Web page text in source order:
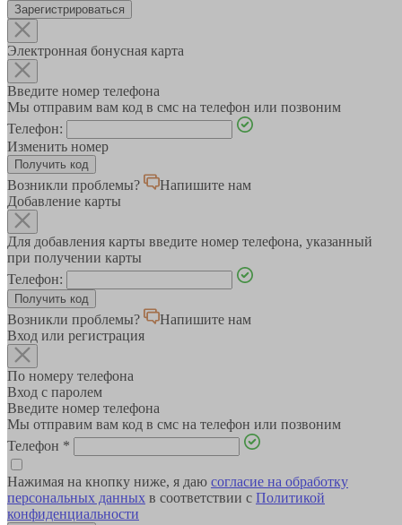
Зарегистрироваться
Электронная бонусная карта
Введите номер телефона
Мы отправим вам код в смс на телефон или позвоним
Телефон:
Изменить номер
Возникли проблемы?
Напишите нам
Добавление карты
Для добавления карты введите номер телефона, указанный
при получении карты
Телефон:
Возникли проблемы?
Напишите нам
Вход или регистрация
По номеру телефона
Вход с паролем
Введите номер телефона
Мы отправим вам код в смс на телефон или позвоним
Телефон *
Нажимая на кнопку ниже, я даю согласие на обработку
персональных данных в соответствии с Политикой
конфиденциальности